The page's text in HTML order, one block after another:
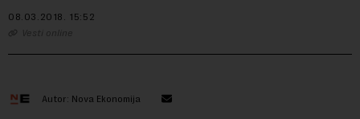
08.03.2018. 15:52
Vesti online
Autor: Nova Ekonomija